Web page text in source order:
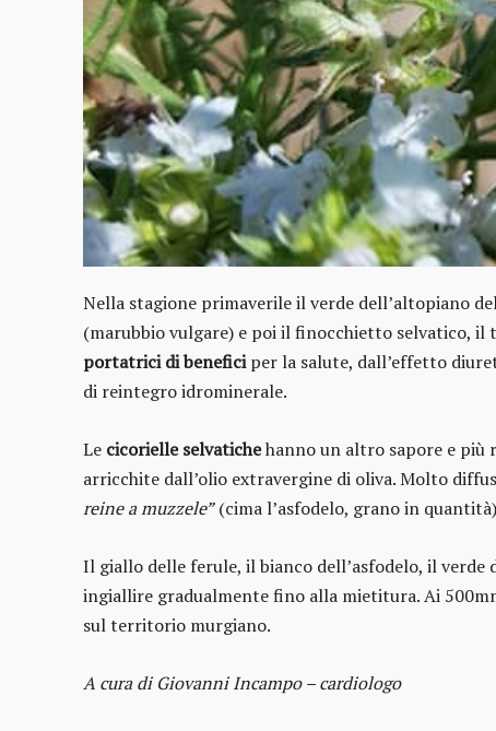
Nella stagione primaverile il verde dell’altopiano
(marubbio vulgare) e poi il finocchietto selvatico, il
portatrici di beneficiper la salute, dall’effetto
di reintegro idrominerale.
Le cicorielle selvatichehanno un altro sapore e più
arricchite dall’olio extravergine di oliva. Molto
reine a muzzele”(cima l’asfodelo, grano in
Il giallo delle ferule, il bianco dell’asfodelo, il verde
ingiallire gradualmente fino alla mietitura. Ai
sul territorio murgiano.
A cura di Giovanni Incampo – cardiologo